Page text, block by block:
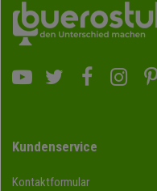
Kundenservice
Kontaktformular